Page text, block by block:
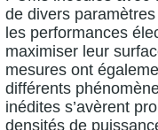
de divers
les performances
maximiser leur
mesures ont
différents
inédites s’avèrent
densités de